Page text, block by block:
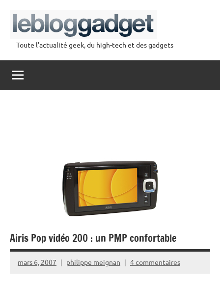
contenu
lebloggadget
Toute l'actualité geek, du high-tech et des gadgets
Airis Pop vidéo 200 : un PMP confortable
mars 6, 2007 philippe meignan 4 commentaires